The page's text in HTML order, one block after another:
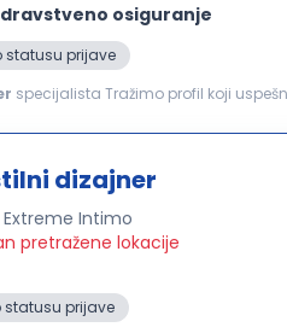
osiguranje
statusu prijave
specijalista Tražimo profil koji
dizajner
Intimo
pretražene lokacije
statusu prijave